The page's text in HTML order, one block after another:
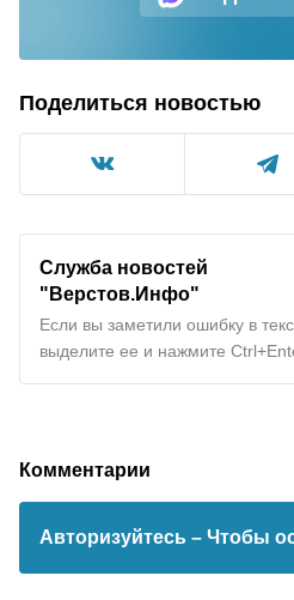
Поделиться новостью
Служба новостей
"Верстов.Инфо"
Если вы заметили ошибку в
выделите ее и нажмите
Комментарии
Авторизуйтесь – Чтобы